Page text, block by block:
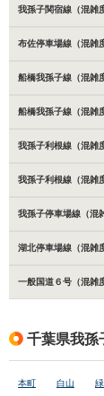
我孫子関宿線（混雑
布佐停車場線（混雑
船橋我孫子線（混雑
船橋我孫子線（混雑
我孫子利根線（混雑
我孫子利根線（混雑
我孫子停車場線（混
湖北停車場線（混雑
一般国道６号（混雑
千葉県我孫
本町 白山 緑